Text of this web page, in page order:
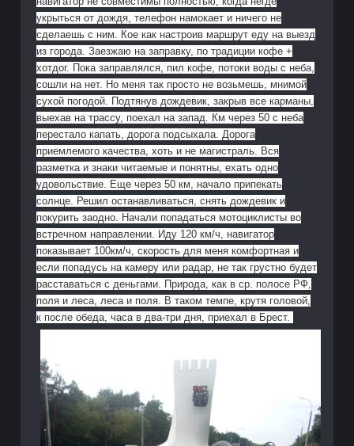
укрыться от дождя, телефон намокает и ничего не
сделаешь с ним. Кое как настроив маршрут еду на выезд
из города. Заезжаю на заправку, по традиции кофе +
хотдог. Пока заправлялся, пил кофе, потоки воды с неба,
сошли на нет. Но меня так просто не возьмешь, мнимой
сухой погодой. Подтянув дождевик, закрыв все карманы,
выехав на трассу, поехал на запад. Км через 50 с неба
перестало капать, дорога подсыхала. Дорога
приемлемого качества, хоть и не магистраль. Вся
разметка и знаки читаемые и понятны, ехать одно
удовольствие. Еще через 50 км, начало припекать
солнце. Решил останавливаться, снять дождевик и
покурить заодно. Начали попадаться мотоциклисты во
встречном направлении. Иду 120 км/ч, навигатор
показывает 100км/ч, скорость для меня комфортная и
если попадусь на камеру или радар, не так грустно будет
расставаться с деньгами. Природа, как в ср. полосе РФ,
поля и леса, леса и поля. В таком темпе, крутя головой,
к после обеда, часа в два-три дня, приехал в Брест.